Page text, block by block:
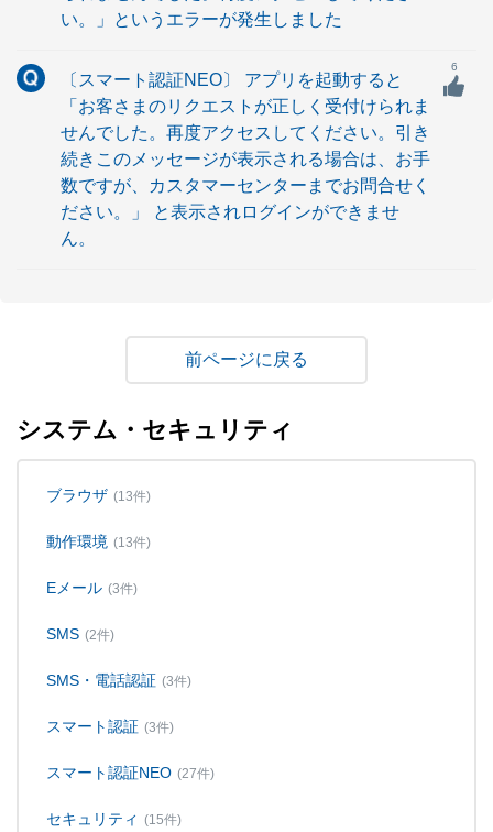
い。」というエラーが発生しました
〔スマート認証NEO〕 アプリを起動すると
「お客さまのリクエストが正しく受付けられま
せんでした。再度アクセスしてください。引き
続きこのメッセージが表示される場合は、お手
数ですが、カスタマーセンターまでお問合せく
ださい。」 と表示されログインができませ
ん。
6
戻る
システム・セキュリティ
ブラウザ (13件)
動作環境 (13件)
Eメール (3件)
SMS (2件)
SMS・電話認証 (3件)
スマート認証 (3件)
スマート認証NEO (27件)
セキュリティ (15件)